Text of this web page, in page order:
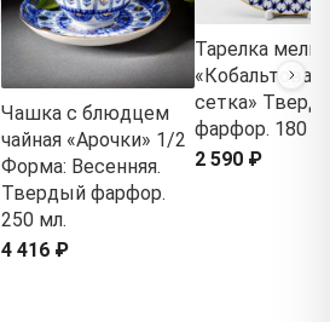
Чашка с блюдцем
чайная «Арочки» 1/2
Форма: Весенняя.
Твердый фарфор.
250 мл.
4 416 ₽
Тарелка
«Кобальтовая
сетка»
фарфор. 180
2 590 ₽